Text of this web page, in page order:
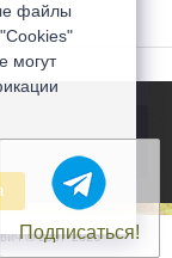
© 2007-2026
Подписаться!
файлы
могут